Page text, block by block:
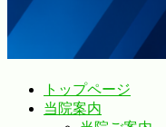
トップページ
当院案内